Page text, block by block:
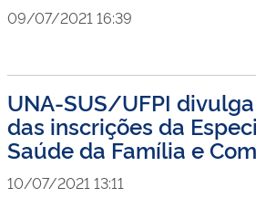
09/07/2021 16:39
UNA-SUS/UFPI
das inscrições da
Saúde da Família e
10/07/2021 13:11